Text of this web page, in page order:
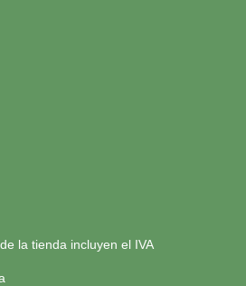
la tienda incluyen el IVA